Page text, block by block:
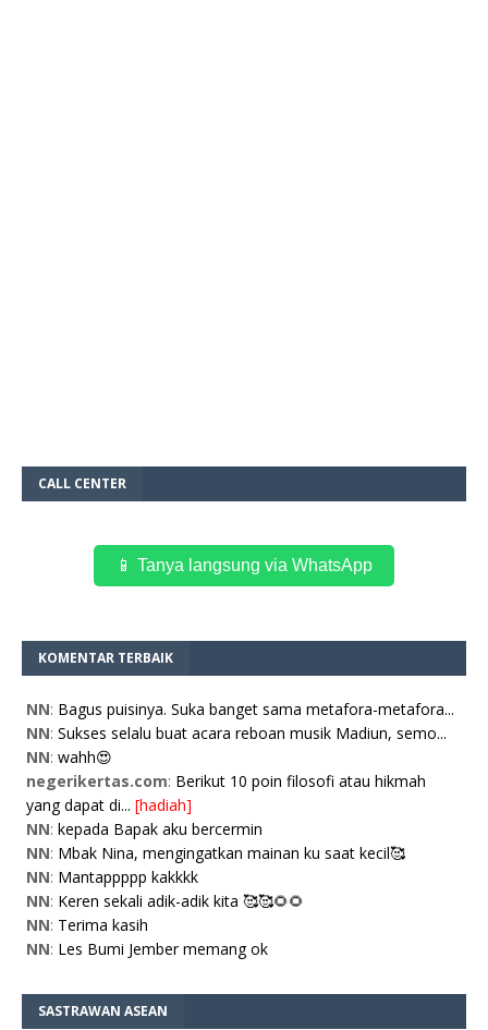
CALL CENTER
📱 Tanya langsung via WhatsApp
KOMENTAR TERBAIK
NN: Bagus puisinya. Suka banget sama metafora-metafora...
NN: Sukses selalu buat acara reboan musik Madiun, semo...
NN: wahh😍
negerikertas.com: Berikut 10 poin filosofi atau hikmah
yang dapat di... [hadiah]
NN: kepada Bapak aku bercermin
NN: Mbak Nina, mengingatkan mainan ku saat kecil🥰
NN: Mantappppp kakkkk
NN: Keren sekali adik-adik kita 🥰🥰🌻🌻
NN: Terima kasih
NN: Les Bumi Jember memang ok
SASTRAWAN ASEAN